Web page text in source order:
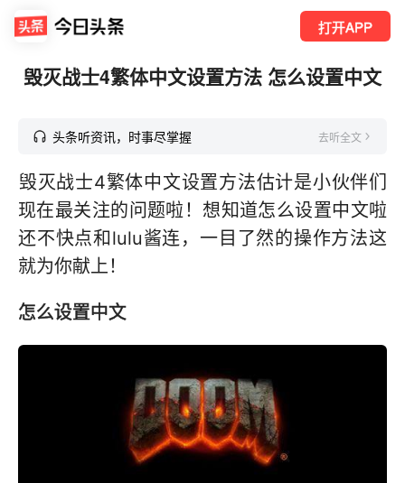
打开APP
毁灭战士4繁体中文设置方法 怎么设置中文
头条听资讯，时事尽掌握 去听全文
毁灭战士4繁体中文设置方法估计是小伙伴们
现在最关注的问题啦！想知道怎么设置中文啦
还不快点和lulu酱连，一目了然的操作方法这
就为你献上！
怎么设置中文